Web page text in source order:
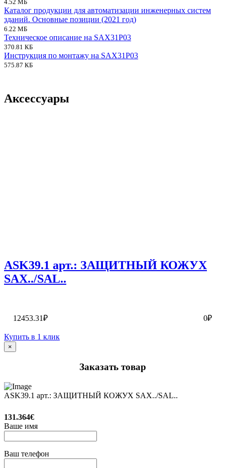
4.52 МБ
Каталог продукции для автоматизации инженерных систем
зданий. Основные позиции (2021 год)
6.22 МБ
Техническое описание на SAX31P03
370.81 КБ
Инструкция по монтажу на SAX31P03
575.87 КБ
Аксессуары
ASK39.1 арт.: ЗАЩИТНЫЙ КОЖУХ
SAX../SAL..
12453.31₽ 0₽
Купить в 1 клик
×
Заказать товар
ASK39.1 арт.: ЗАЩИТНЫЙ КОЖУХ SAX../SAL..
131.364€
Ваше имя
Ваш телефон